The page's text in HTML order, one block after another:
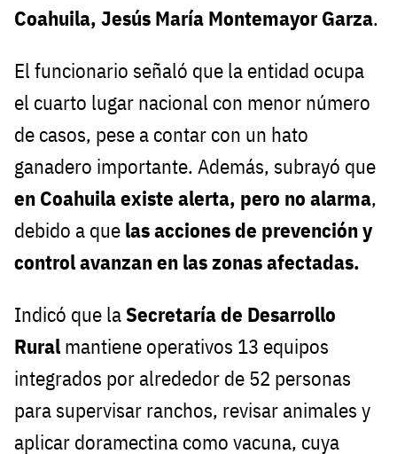
Coahuila, Jesús María Montemayor Garza.
El funcionario señaló que la entidad ocupa
el cuarto lugar nacional con menor número
de casos, pese a contar con un hato
ganadero importante. Además, subrayó que
en Coahuila existe alerta, pero no alarma,
debido a que las acciones de prevención y
control avanzan en las zonas afectadas.
Indicó que laSecretaría de Desarrollo
Rural mantiene operativos 13 equipos
integrados por alrededor de 52 personas
para supervisar ranchos, revisar animales y
aplicar doramectina como vacuna, cuya